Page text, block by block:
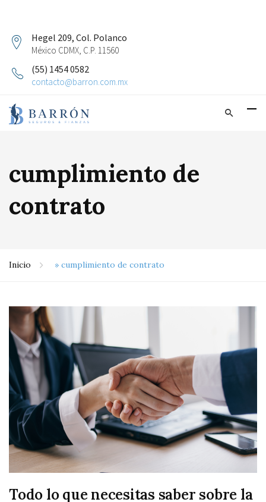
Hegel 209, Col. Polanco
México CDMX, C.P. 11560
(55) 1454 0582
contacto@barron.com.mx
cumplimiento de
contrato
Inicio » cumplimiento de contrato
Todo lo que necesitas saber sobre la